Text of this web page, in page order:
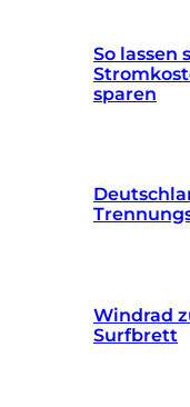
So lassen
sparen
Windrad
Surfbrett